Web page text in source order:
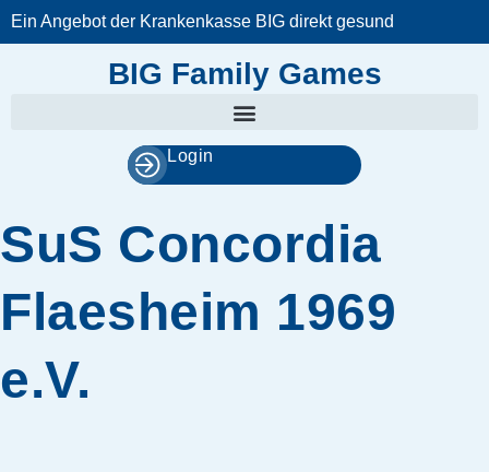
Zum
Inhalt
Ein Angebot der Krankenkasse BIG direkt gesund
BIG Family Games
Login
SuS Concordia
Flaesheim 1969
e.V.